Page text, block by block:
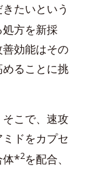
たいという
処方を新採
効能はその
ることに挑
こで、速攻
ドをカプセ
体*2を配合、